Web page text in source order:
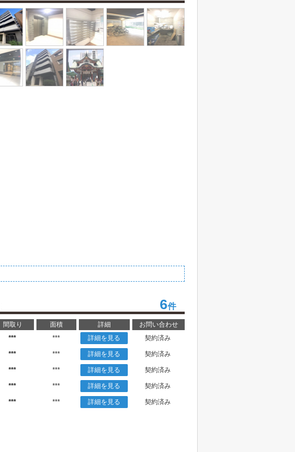
6件
間取り 面積 詳細
お問い合わせ
*** *** 詳細を見る 契約済み
*** *** 詳細を見る 契約済み
*** *** 詳細を見る 契約済み
*** *** 詳細を見る 契約済み
*** *** 詳細を見る 契約済み